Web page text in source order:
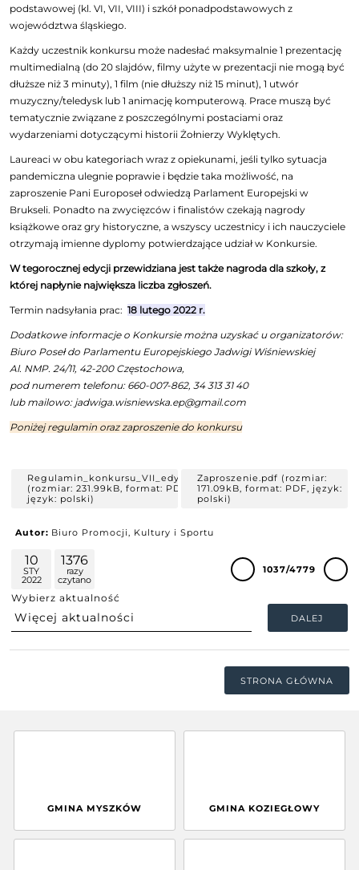
podstawowej (kl. VI, VII, VIII) i szkół ponadpodstawowych z
województwa śląskiego.
Każdy uczestnik konkursu może nadesłać maksymalnie 1 prezentację
multimedialną (do 20 slajdów, filmy użyte w prezentacji nie mogą być
dłuższe niż 3 minuty), 1 film (nie dłuższy niż 15 minut), 1 utwór
muzyczny/teledysk lub 1 animację komputerową. Prace muszą być
tematycznie związane z poszczególnymi postaciami oraz
wydarzeniami dotyczącymi historii Żołnierzy Wyklętych.
Laureaci w obu kategoriach wraz z opiekunami, jeśli tylko sytuacja
pandemiczna ulegnie poprawie i będzie taka możliwość, na
zaproszenie Pani Europoseł odwiedzą Parlament Europejski w
Brukseli. Ponadto na zwycięzców i finalistów czekają nagrody
książkowe oraz gry historyczne, a wszyscy uczestnicy i ich nauczyciele
otrzymają imienne dyplomy potwierdzające udział w Konkursie.
W tegorocznej edycji przewidziana jest także nagroda dla szkoły, z
której napłynie największa liczba zgłoszeń.
Termin nadsyłania prac:18 lutego 2022 r.
Dodatkowe informacje o Konkursie można uzyskać u organizatorów:
Biuro Poseł do Parlamentu Europejskiego Jadwigi Wiśniewskiej
Al. NMP. 24/11, 42-200 Częstochowa,
pod numerem telefonu: 660-007-862, 34 313 31 40
lub mailowo: jadwiga.wisniewska.ep@gmail.com
Poniżej regulamin oraz zaproszenie do konkursu
Regulamin_konkursu_VII_edycja.pdf
(rozmiar: 231.99kB, format: PDF,
język: polski)
Zaproszenie.pdf (rozmiar:
171.09kB, format: PDF, język:
polski)
Autor: Biuro Promocji, Kultury i Sportu
10
STY
2022
1376
razy
czytano
Wybierz aktualność
DALEJ
1037/4779
STRONA GŁÓWNA
GMINA MYSZKÓW GMINA KOZIEGŁOWY